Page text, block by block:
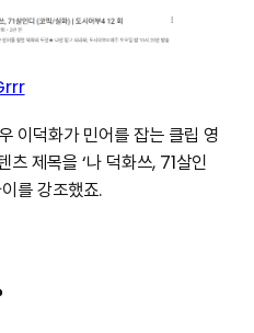
이덕화가 민어를 잡는 클립 영
츠 제목을 ‘나 덕화쓰, 71살인
를 강조했죠.